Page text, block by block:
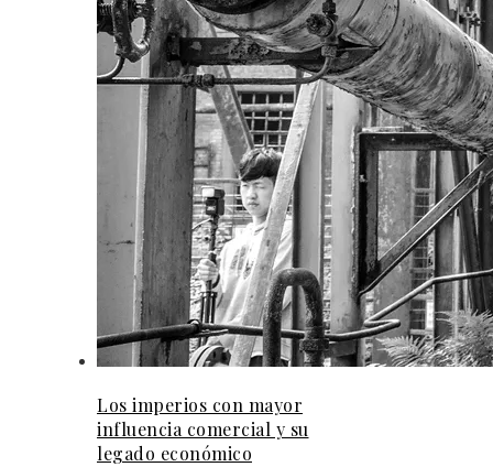
Los imperios con mayor
influencia comercial y su
legado económico